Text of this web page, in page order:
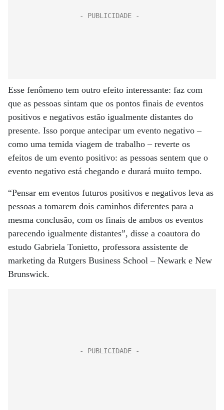
Esse fenômeno tem outro efeito interessante: faz com
que as pessoas sintam que os pontos finais de eventos
positivos e negativos estão igualmente distantes do
presente. Isso porque antecipar um evento negativo –
como uma temida viagem de trabalho – reverte os
efeitos de um evento positivo: as pessoas sentem que o
evento negativo está chegando e durará muito tempo.
“Pensar em eventos futuros positivos e negativos leva as
pessoas a tomarem dois caminhos diferentes para a
mesma conclusão, com os finais de ambos os eventos
parecendo igualmente distantes”, disse a coautora do
estudo Gabriela Tonietto, professora assistente de
marketing da Rutgers Business School – Newark e New
Brunswick.